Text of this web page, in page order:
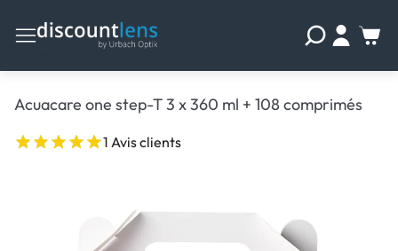
Acuacare one step-T 3 x 360 ml + 108 comprimés
1 Avis clients